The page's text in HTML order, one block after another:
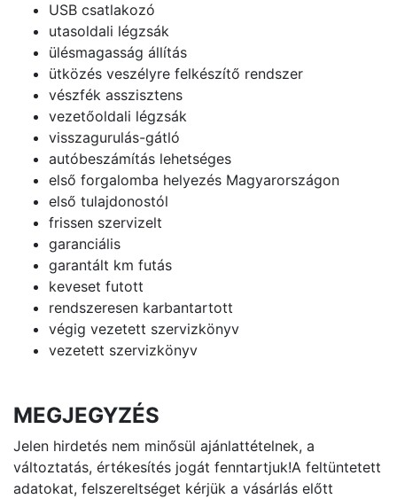
USB csatlakozó
utasoldali légzsák
ülésmagasság állítás
ütközés veszélyre felkészítő rendszer
vészfék asszisztens
vezetőoldali légzsák
visszagurulás-gátló
autóbeszámítás lehetséges
első forgalomba helyezés Magyarországon
első tulajdonostól
frissen szervizelt
garanciális
garantált km futás
keveset futott
rendszeresen karbantartott
végig vezetett szervizkönyv
vezetett szervizkönyv
MEGJEGYZÉS
Jelen hirdetés nem minősül ajánlattételnek, a
változtatás, értékesítés jogát fenntartjuk!A feltüntetett
adatokat, felszereltséget kérjük a vásárlás előtt